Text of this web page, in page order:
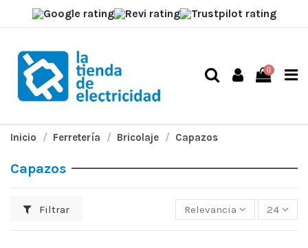
0
Inicio Ferretería Bricolaje Capazos
Capazos
Filtrar Relevancia 24